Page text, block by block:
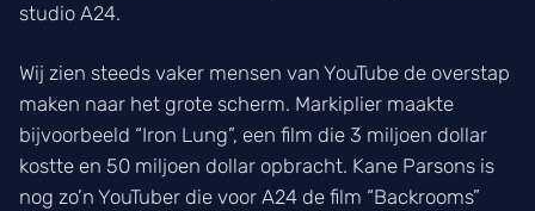
studio A24.
Wij zien steeds vaker mensen van YouTube de overstap
maken naar het grote scherm. Markiplier maakte
bijvoorbeeld “Iron Lung”, een film die 3 miljoen dollar
kostte en 50 miljoen dollar opbracht. Kane Parsons is
nog zo’n YouTuber die voor A24 de film “Backrooms”